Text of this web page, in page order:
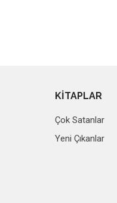
KİTAPLAR
Çok Satanlar
Yeni Çıkanlar